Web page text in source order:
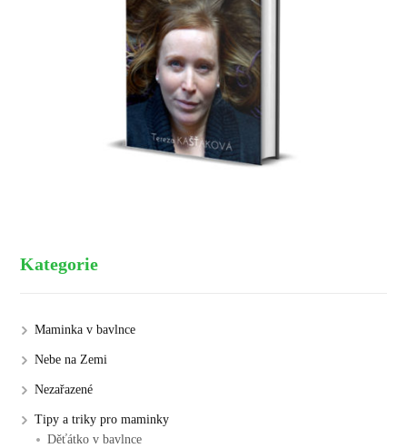
Kategorie
Maminka v bavlnce
Nebe na Zemi
Nezařazené
Tipy a triky pro maminky
Děťátko v bavlnce